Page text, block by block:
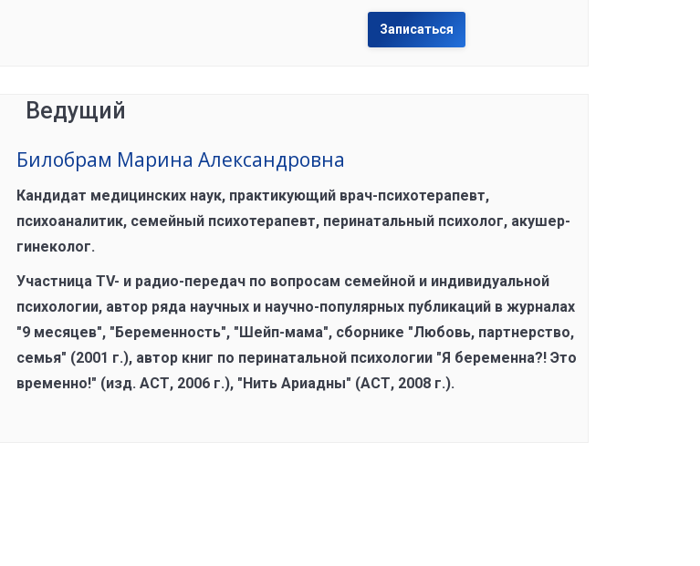
Записаться
Ведущий
Билобрам Марина Александровна
Кандидат медицинских наук, практикующий врач-психотерапевт,
психоаналитик, семейный психотерапевт, перинатальный психолог, акушер-
гинеколог.
Участница ТV- и радио-передач по вопросам семейной и индивидуальной
психологии, автор ряда научных и научно-популярных публикаций в журналах
"9 месяцев", "Беременность", "Шейп-мама", сборнике "Любовь, партнерство,
семья" (2001 г.), автор книг по перинатальной психологии "Я беременна?! Это
временно!" (изд. АСТ, 2006 г.), "Нить Ариадны" (АСТ, 2008 г.).